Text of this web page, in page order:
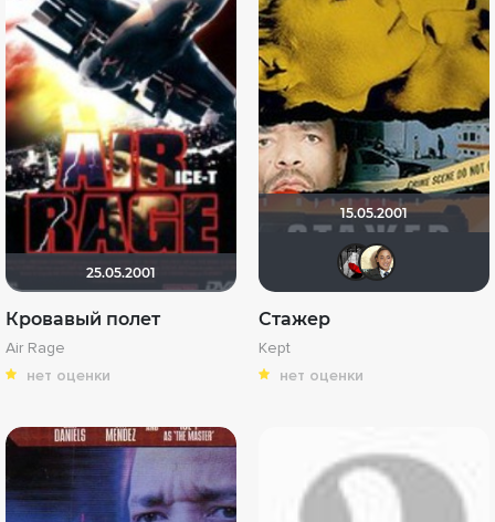
25.05.2001
Кровавый полет
Air Rage
нет оценки
15.05.2001
Стажер
Kept
нет оценки